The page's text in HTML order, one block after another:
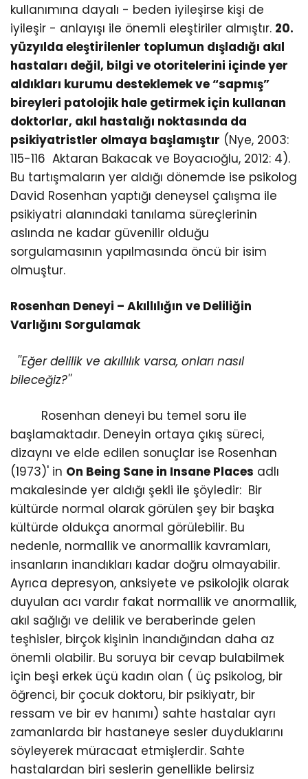
kullanımına dayalı - beden iyileşirse kişi de
iyileşir - anlayışı ile önemli eleştiriler almıştır. 20.
yüzyılda eleştirilenler toplumun dışladığı akıl
hastaları değil, bilgi ve otoritelerini içinde yer
aldıkları kurumu desteklemek ve “sapmış”
bireyleri patolojik hale getirmek için kullanan
doktorlar, akıl hastalığı noktasında da
psikiyatristler olmaya başlamıştır (Nye, 2003:
115-116 Aktaran Bakacak ve Boyacıoğlu, 2012: 4).
Bu tartışmaların yer aldığı dönemde ise psikolog
David Rosenhan yaptığı deneysel çalışma ile
psikiyatri alanındaki tanılama süreçlerinin
aslında ne kadar güvenilir olduğu
sorgulamasının yapılmasında öncü bir isim
olmuştur.
Rosenhan Deneyi – Akıllılığın ve Deliliğin
Varlığını Sorgulamak
''Eğer delilik ve akıllılık varsa, onları nasıl
bileceğiz?''
Rosenhan deneyi bu temel soru ile
başlamaktadır. Deneyin ortaya çıkış süreci,
dizaynı ve elde edilen sonuçlar ise Rosenhan
(1973)' in On Being Sane in Insane Places adlı
makalesinde yer aldığı şekli ile şöyledir: Bir
kültürde normal olarak görülen şey bir başka
kültürde oldukça anormal görülebilir. Bu
nedenle, normallik ve anormallik kavramları,
insanların inandıkları kadar doğru olmayabilir.
Ayrıca depresyon, anksiyete ve psikolojik olarak
duyulan acı vardır fakat normallik ve anormallik,
akıl sağlığı ve delilik ve beraberinde gelen
teşhisler, birçok kişinin inandığından daha az
önemli olabilir. Bu soruya bir cevap bulabilmek
için beşi erkek üçü kadın olan ( üç psikolog, bir
öğrenci, bir çocuk doktoru, bir psikiyatr, bir
ressam ve bir ev hanımı) sahte hastalar ayrı
zamanlarda bir hastaneye sesler duyduklarını
söyleyerek müracaat etmişlerdir. Sahte
hastalardan biri seslerin genellikle belirsiz